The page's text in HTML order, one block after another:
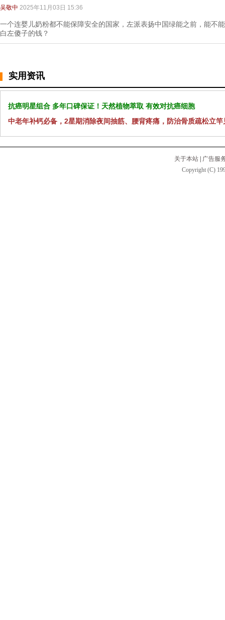
吴敬中 2025年11月03日 15:36
一个连婴儿奶粉都不能保障安全的国家，左派表扬中国绿能之前，能不
白左傻子的钱？
实用资讯
抗癌明星组合 多年口碑保证！天然植物萃取 有效对抗癌细胞
中老年补钙必备，2星期消除夜间抽筋、腰背疼痛，防治骨质疏松立竿
关于本站 | 广告服
Copyright (C)